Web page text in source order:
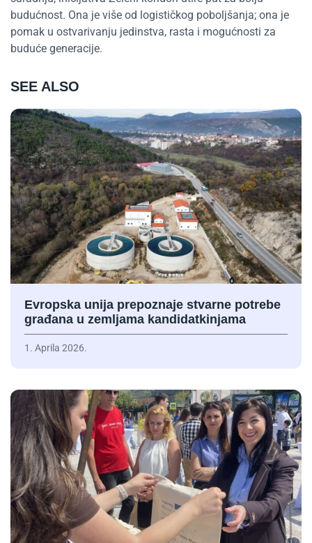
budućnost. Ona je više od logističkog poboljšanja; ona je
pomak u ostvarivanju jedinstva, rasta i mogućnosti za
buduće generacije.
SEE ALSO
Evropska unija prepoznaje stvarne potrebe
građana u zemljama kandidatkinjama
1. Aprila 2026.